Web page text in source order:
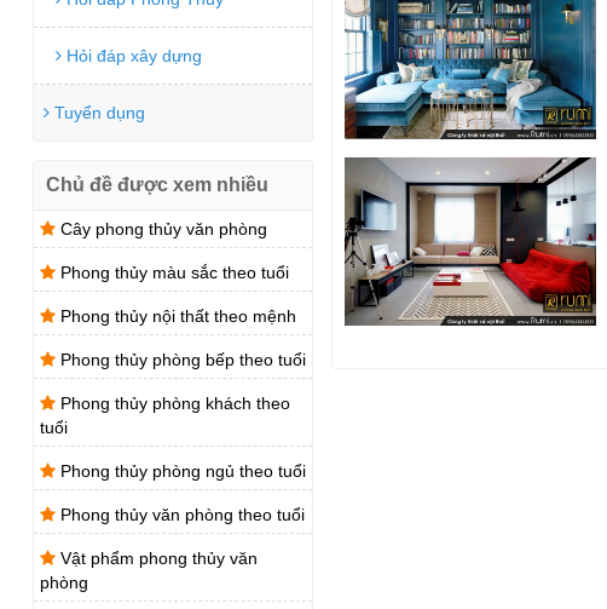
Hỏi đáp xây dựng
Tuyển dụng
Chủ đề được xem nhiều
Cây phong thủy văn phòng
Phong thủy màu sắc theo tuổi
Phong thủy nội thất theo mệnh
Phong thủy phòng bếp theo tuổi
Phong thủy phòng khách theo
tuổi
Phong thủy phòng ngủ theo tuổi
Phong thủy văn phòng theo tuổi
Vật phẩm phong thủy văn
phòng